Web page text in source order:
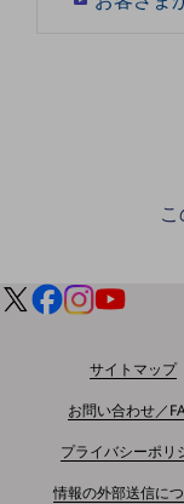
データプラス
IoT向け回線料金
home5Gプラン
端末の一元管理
サイトマップ
お問い合わせ／
プライバシーポリ
情報の外部送信に